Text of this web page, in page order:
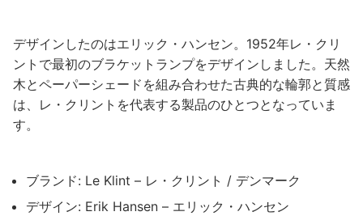
デザインしたのはエリック・ハンセン。1952年レ・クリ
ントで最初のブラケットランプをデザインしました。天然
木とペーパーシェードを組み合わせた古典的な輪郭と質感
は、レ・クリントを代表する製品のひとつとなっていま
す。
ブランド: Le Klint – レ・クリント / デンマーク
デザイン: Erik Hansen – エリック・ハンセン